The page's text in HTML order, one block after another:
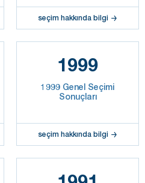
seçim hakkında bilgi
1999
1999 Genel Seçimi
Sonuçları
seçim hakkında bilgi